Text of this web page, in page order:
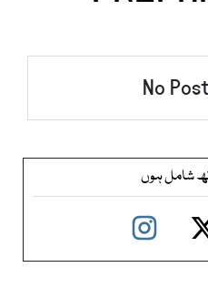
No
شامل ہوں